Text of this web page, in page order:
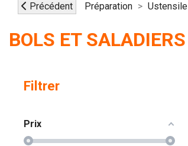
Précédent Préparation Ustensile
BOLS ET SALADIERS
Filtrer
Prix